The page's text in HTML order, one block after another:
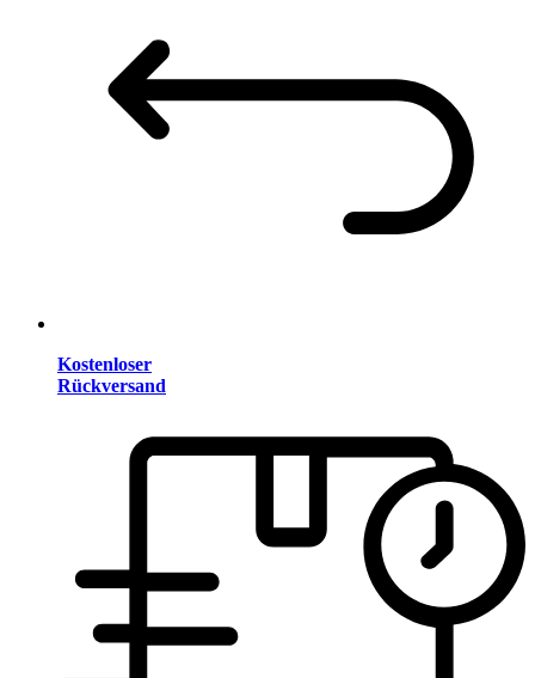
Kostenloser
Rückversand